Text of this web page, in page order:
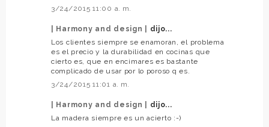
3/24/2015 11:00 a. m.
| Harmony and design |
dijo...
Los clientes siempre se enamoran, el problema
es el precio y la durabilidad en cocinas que
cierto es, que en encimares es bastante
complicado de usar por lo poroso q es.
3/24/2015 11:01 a. m.
| Harmony and design |
dijo...
La madera siempre es un acierto :-)